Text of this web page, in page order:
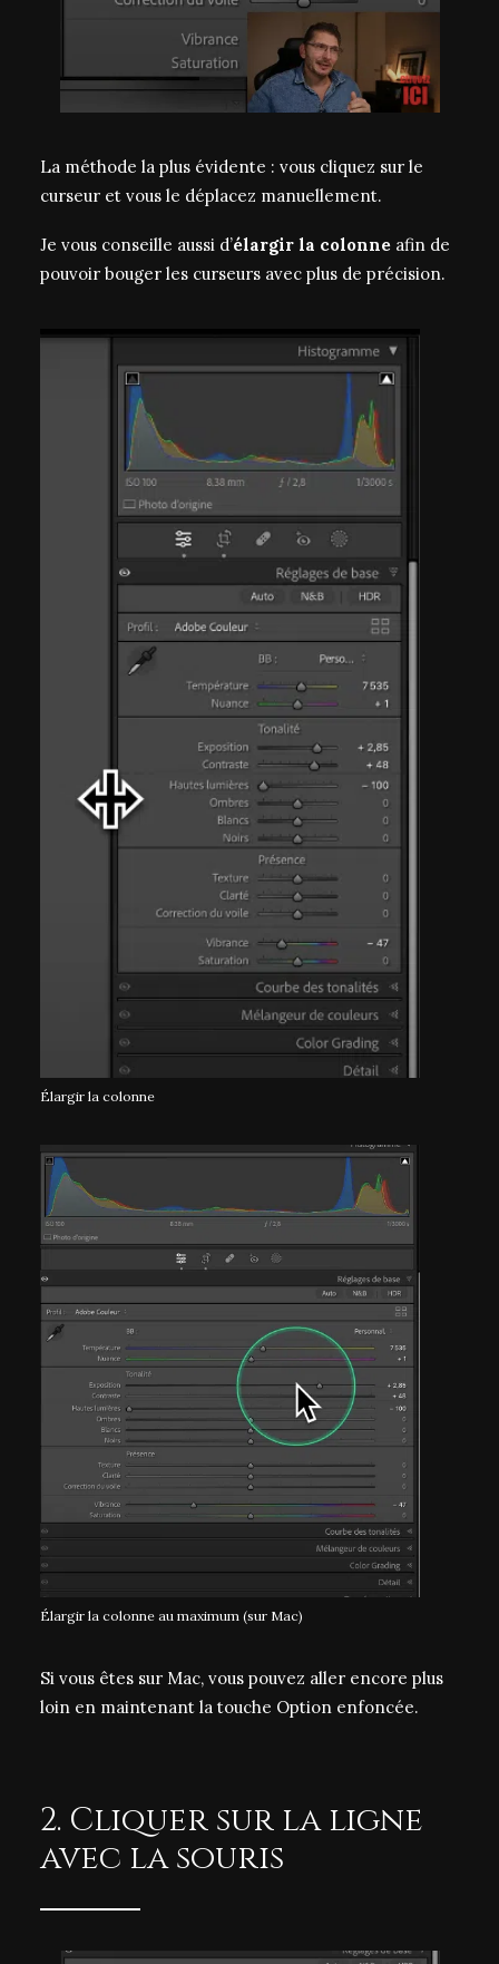
La méthode la plus évidente : vous cliquez sur le
curseur et vous le déplacez manuellement.
Je vous conseille aussi d’élargir la colonne afin de
pouvoir bouger les curseurs avec plus de précision.
Élargir la colonne
Élargir la colonne au maximum (sur Mac)
Si vous êtes sur Mac, vous pouvez aller encore plus
loin en maintenant la touche Option enfoncée.
2. Cliquer sur la ligne
avec la souris